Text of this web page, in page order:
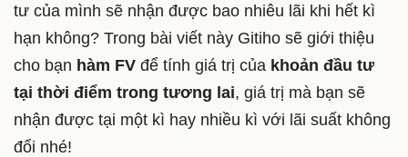
tư của mình sẽ nhận được bao nhiêu lãi khi hết kì
hạn không? Trong bài viết này Gitiho sẽ giới thiệu
cho bạn hàm FV để tính giá trị của khoản đầu tư
tại thời điểm trong tương lai, giá trị mà bạn sẽ
nhận được tại một kì hay nhiều kì với lãi suất không
đổi nhé!